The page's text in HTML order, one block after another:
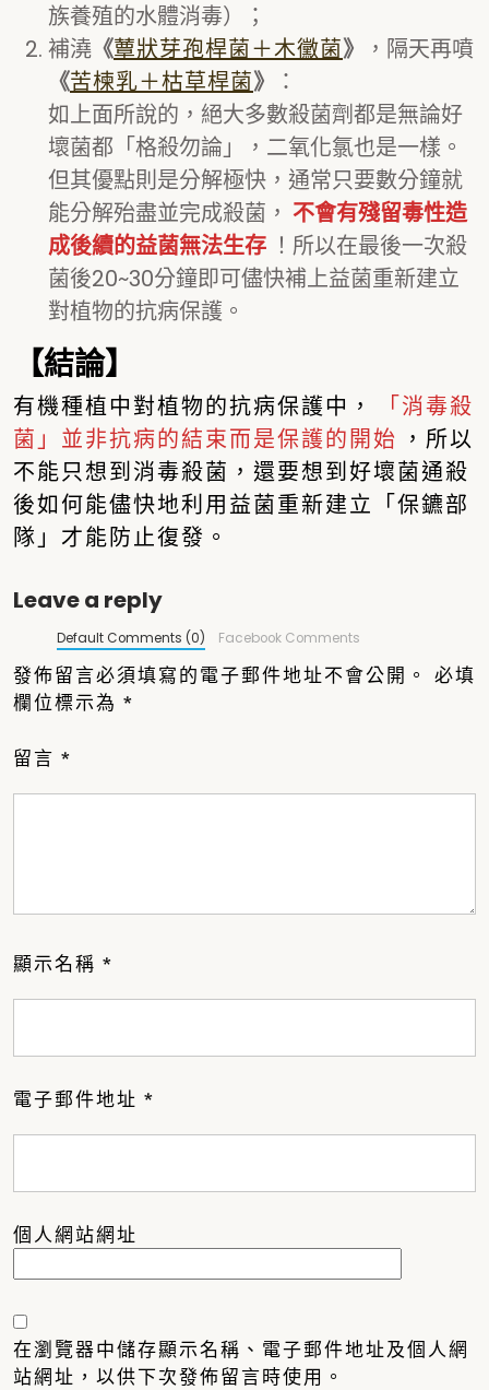
族養殖的水體消毒）；
補澆 《蕈狀芽孢桿菌＋木黴菌》
，隔天再噴
《苦楝乳＋枯草桿菌》
：
如上面所說的，絕大多數殺菌劑都是無論好
壞菌都「格殺勿論」，二氧化氯也是一樣。
但其優點則是分解極快，通常只要數分鐘就
能分解殆盡並完成殺菌， 不會有殘留毒性造
成後續的益菌無法生存 ！所以在最後一次殺
菌後20~30分鐘即可儘快補上益菌重新建立
對植物的抗病保護。
【結論】
有機種植中對植物的抗病保護中，
「消毒殺
菌」並非抗病的結束而是保護的開始
，所以
不能只想到消毒殺菌，還要想到好壞菌通殺
後如何能儘快地利用益菌重新建立「保鑣部
隊」才能防止復發。
Leave a reply
Default Comments (0) Facebook Comments
發佈留言必須填寫的電子郵件地址不會公開。
必填
欄位標示為 *
留言 *
顯示名稱 *
電子郵件地址 *
個人網站網址
在瀏覽器中儲存顯示名稱、電子郵件地址及個人網
站網址，以供下次發佈留言時使用。